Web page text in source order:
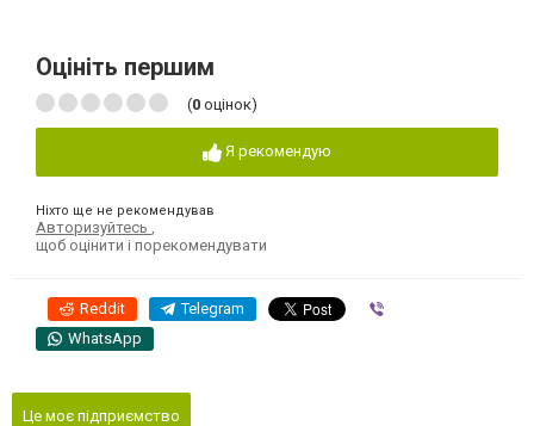
Оцініть першим
(0 оцінок)
Я рекомендую
Ніхто ще не рекомендував
Авторизуйтесь
щоб оцінити і порекомендувати
Reddit Telegram
WhatsApp
Це моє підприємство